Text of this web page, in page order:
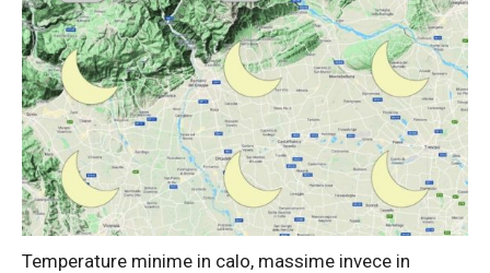
Temperature minime in calo, massime invece in